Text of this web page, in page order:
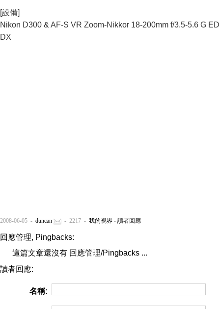
[設備]
Nikon D300 & AF-S VR Zoom-Nikkor 18-200mm f/3.5-5.6 G ED
DX
2008-06-05 - duncan - 2217 - 我的視界 - 讀者回應
回應管理, Pingbacks:
這篇文章還沒有 回應管理/Pingbacks ...
讀者回應:
名稱: